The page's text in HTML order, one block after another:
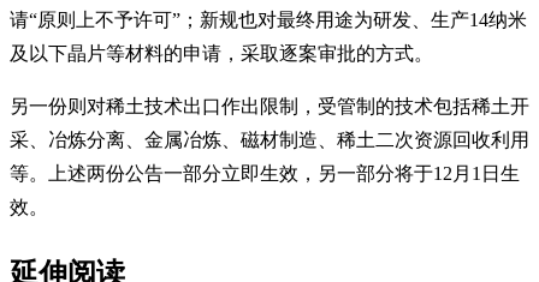
请“原则上不予许可”；新规也对最终用途为研发、生产14纳米
及以下晶片等材料的申请，采取逐案审批的方式。
另一份则对稀土技术出口作出限制，受管制的技术包括稀土开
采、冶炼分离、金属冶炼、磁材制造、稀土二次资源回收利用
等。上述两份公告一部分立即生效，另一部分将于12月1日生
效。
延伸阅读